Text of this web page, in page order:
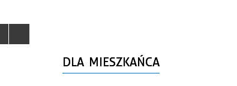
DLA MIESZKAŃCA